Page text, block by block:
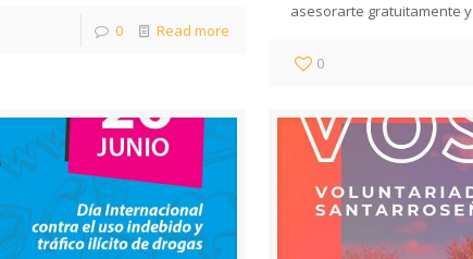
0 Read more
asesorarte gratuitamente y
0